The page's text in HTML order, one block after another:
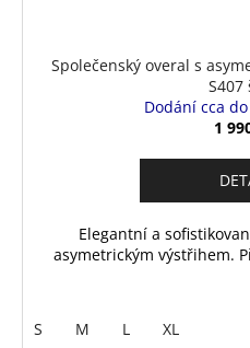
Společenský overal s
S407
Dodání cca
1
Elegantní a
asymetrickým výstřihem.
S M L XL